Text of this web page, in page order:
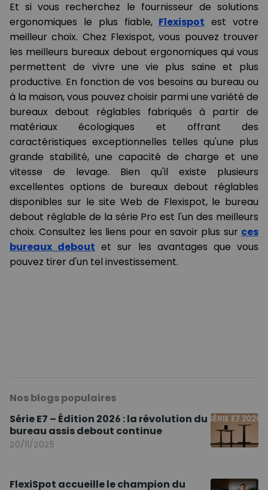
Et si vous recherchez le fournisseur de solutions
ergonomiques le plus fiable, Flexispot est votre
meilleur choix. Chez Flexispot, vous pouvez trouver
les meilleurs bureaux debout ergonomiques qui vous
permettent de vivre une vie plus saine et plus
productive. En fonction de vos besoins au bureau ou
à la maison, vous pouvez choisir parmi une variété de
bureaux debout réglables fabriqués à partir de
matériaux écologiques et offrant des
caractéristiques exceptionnelles telles qu'une plus
grande stabilité, une capacité de charge et une
vitesse de levage. Bien qu'il existe plusieurs
excellentes options de bureaux debout réglables
disponibles sur le site Web de Flexispot, le bureau
debout réglable de la série Pro est l'un des meilleurs
choix. Consultez les liens pour en savoir plus sur ces
bureaux debout et sur les avantages que vous
pouvez tirer d'un tel investissement.
Nos blogs populaires
Série E7 – Édition 2026 : la révolution du
bureau assis debout continue
20/11/2025
FlexiSpot accueille le champion du